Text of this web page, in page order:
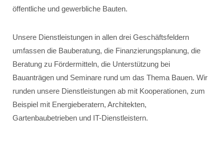
öffentliche und gewerbliche Bauten.
Unsere Dienstleistungen in allen drei Geschäftsfeldern
umfassen die Bauberatung, die Finanzierungsplanung, die
Beratung zu Fördermitteln, die Unterstützung bei
Bauanträgen und Seminare rund um das Thema Bauen. Wir
runden unsere Dienstleistungen ab mit Kooperationen, zum
Beispiel mit Energieberatern, Architekten,
Gartenbaubetrieben und IT-Dienstleistern.